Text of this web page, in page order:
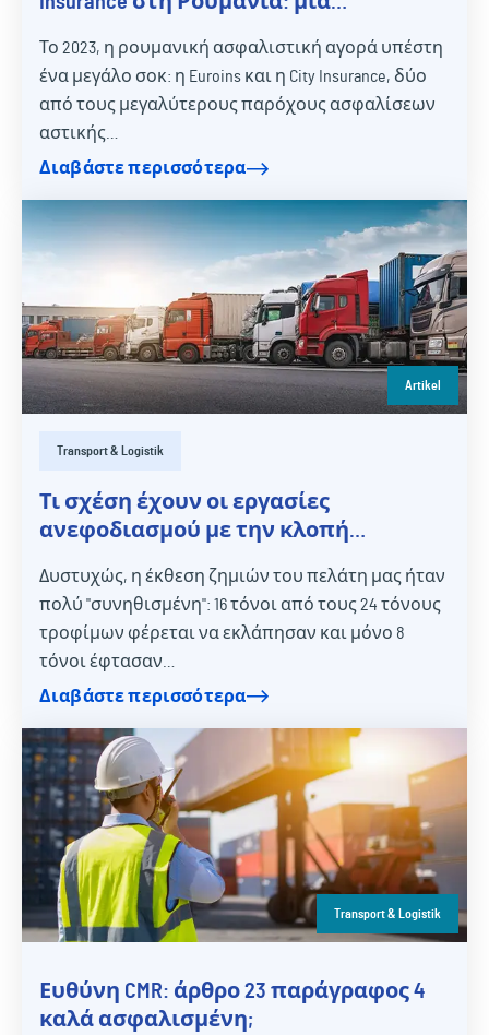
επιλογή της σωστής ασφαλιστικής
εταιρείας
Το 2023, η ρουμανική ασφαλιστική αγορά υπέστη
ένα μεγάλο σοκ: η Euroins και η City Insurance, δύο
από τους μεγαλύτερους παρόχους ασφαλίσεων
αστικής…
Διαβάστε περισσότερα
Artikel
Transport & Logistik
Τι σχέση έχουν οι εργασίες
ανεφοδιασμού με την κλοπή
Δυστυχώς, η έκθεση ζημιών του πελάτη μας ήταν
πολύ "συνηθισμένη": 16 τόνοι από τους 24 τόνους
τροφίμων φέρεται να εκλάπησαν και μόνο 8
τόνοι έφτασαν…
Διαβάστε περισσότερα
Transport & Logistik
Ευθύνη CMR: άρθρο 23 παράγραφος 4
καλά ασφαλισμένη;